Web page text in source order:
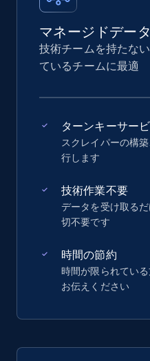
マネージドデー
技術チームを持たな
ているチームに最適
ターンキーサー
スクレイパーの構
行します
技術作業不要
データを受け取る
切不要です
時間の節約
時間が限られてい
お伝えください